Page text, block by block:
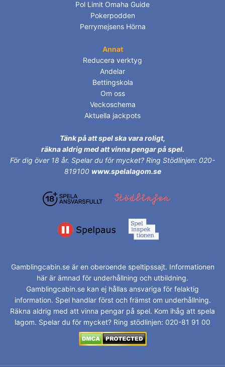
Pol Limit Omaha Guide
Pokerpodden
Perrymejsens Hörna
Annat
Reducera verktyg
Andelar
Bettingskola
Om oss
Veckoschema
Aktuella jackpots
Tänk på att spel ska vara roligt,
räkna aldrig med att vinna pengar på spel.
För dig över 18 år. Spelar du för mycket? Ring Stödlinjen: 020-
819100 www.spelalagom.se
Gamblingcabin.se är en oberoende speltipssajt. Informationen
här är ämnad för underhållning och utbildning.
Gamblingcabin.se kan ej hållas ansvariga för felaktig
information. Spel handlar först och främst om underhållning.
Räkna aldrig med att vinna pengar på spel. Kom ihåg att spela
lagom. Spelar du för mycket? Ring stödlinjen: 020-81 91 00